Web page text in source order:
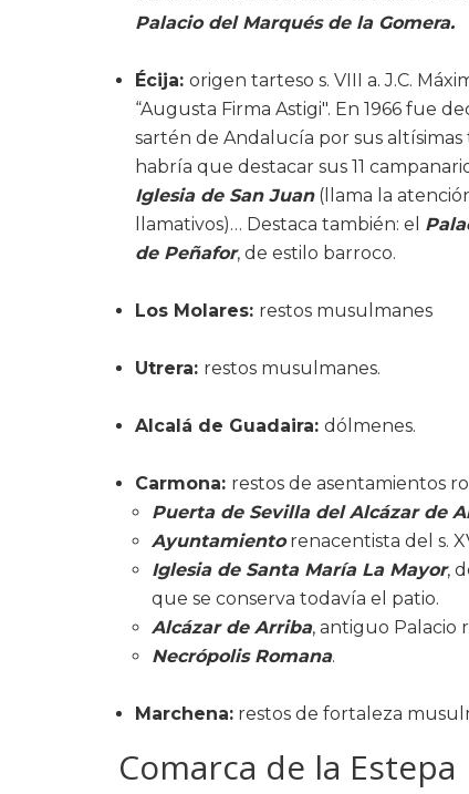
Palacio del Marqués de la Gomera.
Écija: origen tarteso s. VIII a. J.C.
“Augusta Firma Astigi". En 1966 fue
sartén de Andalucía por sus
habría que destacar sus 11
Iglesia de San Juan(llama la
llamativos)… Destaca también: el
de Peñafor, de estilo barroco.
Los Molares: restos musulmanes
Utrera: restos musulmanes.
Alcalá de Guadaira: dólmenes.
Carmona: restos de asentamientos
Puerta de Sevilla del Alcázar de
Ayuntamientorenacentista del s.
Iglesia de Santa María La Mayor,
que se conserva todavía el patio.
Alcázar de Arriba, antiguo Palacio
Necrópolis Romana.
Marchena: restos de fortaleza
Comarca de la Estepa